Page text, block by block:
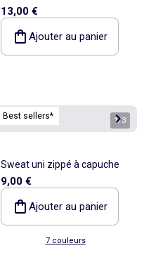
13,00 €
Ajouter au panier
Best sellers* 1/3
Sweat uni zippé à capuche
9,00 €
Ajouter au panier
7 couleurs